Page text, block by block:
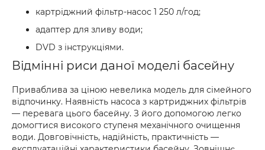
картріджний фільтр-насос 1 250 л/год;
адаптер для зливу води;
DVD з інструкціями.
Відмінні риси даної моделі басейну
Приваблива за ціною невелика модель для сімейного
відпочинку. Наявність насоса з картриджних фільтрів
— перевага цього басейну. З його допомогою легко
домогтися високого ступеня механічного очищення
води. Довговічність, надійність, практичність —